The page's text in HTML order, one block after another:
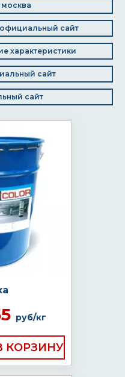
москва
сайт
характеристики
сайт
сайт
руб/кг